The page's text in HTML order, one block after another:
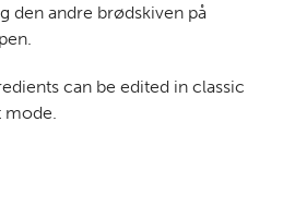
den andre brødskiven på
can be edited in classic
mode.